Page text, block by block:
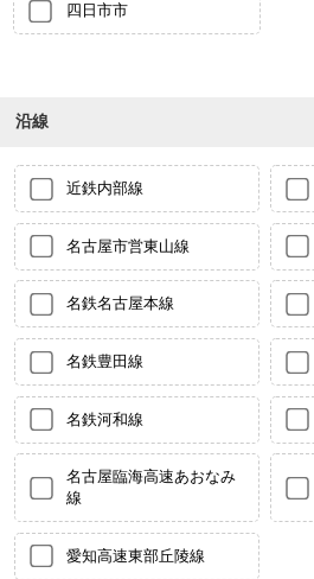
四日市市
沿線
近鉄内部線
名古屋市営東山線
名鉄名古屋本線
名鉄豊田線
名鉄河和線
名古屋臨海高速あおなみ
線
愛知高速東部丘陵線